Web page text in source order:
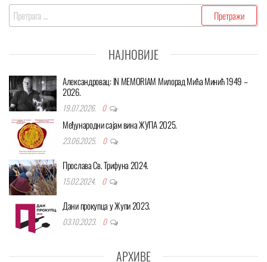
Претрага
за:
НАЈНОВИЈЕ
Александровац: IN MEMORIAM Милорад Мића Минић 1949 –
2026.
19.07.2026. 0
Међународни сајам вина ЖУПА 2025.
23.06.2025. 0
Прослава Св. Трифуна 2024.
15.02.2024. 0
Дани прокупца у Жупи 2023.
03.10.2023. 0
АРХИВЕ